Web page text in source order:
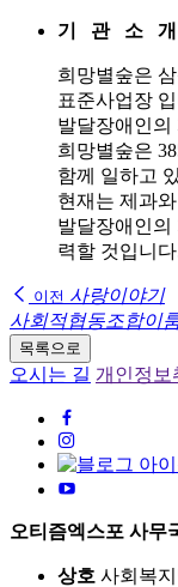
기 관 소 개
희망별숲은
표준사업장
발달장애인의
희망별숲은
함께 일하고
현재는 제과
발달장애인의
력할 것입니
이전 사랑이야기
사회적협동조합이
목록으로
오시는 길 개인정보
오티즘엑스포 사무
상호 사회복